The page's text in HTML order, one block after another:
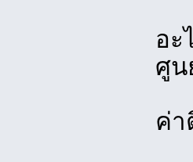
อะ
ศูน
ค่า